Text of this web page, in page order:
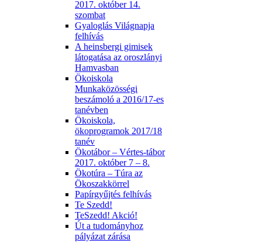
2017. október 14.
szombat
Gyaloglás Világnapja
felhívás
A heinsbergi gimisek
látogatása az oroszlányi
Hamvasban
Ökoiskola
Munkaközösségi
beszámoló a 2016/17-es
tanévben
Ökoiskola,
ökoprogramok 2017/18
tanév
Ökotábor – Vértes-tábor
2017. október 7 – 8.
Ökotúra – Túra az
Ökoszakkörrel
Papírgyűjtés felhívás
Te Szedd!
TeSzedd! Akció!
Út a tudományhoz
pályázat zárása